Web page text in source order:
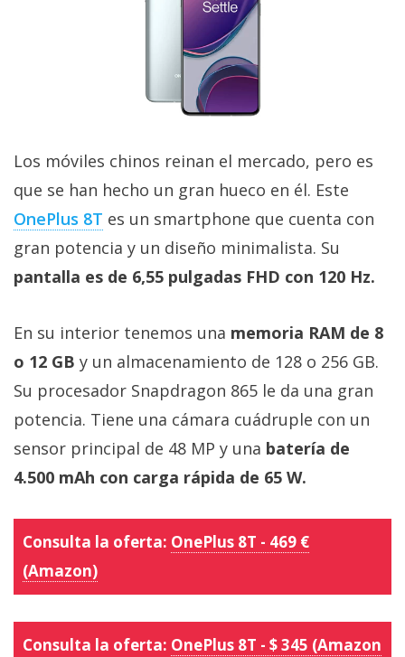
Los móviles chinos reinan el mercado, pero es
que se han hecho un gran hueco en él. Este
OnePlus 8T es un smartphone que cuenta con
gran potencia y un diseño minimalista. Su
pantalla es de 6,55 pulgadas FHD con 120 Hz.
En su interior tenemos una memoria RAM de 8
o 12 GB y un almacenamiento de 128 o 256 GB.
Su procesador Snapdragon 865 le da una gran
potencia. Tiene una cámara cuádruple con un
sensor principal de 48 MP y una batería de
4.500 mAh con carga rápida de 65 W.
Consulta la oferta: OnePlus 8T - 469 €
(Amazon)
Consulta la oferta: OnePlus 8T - $ 345 (Amazon